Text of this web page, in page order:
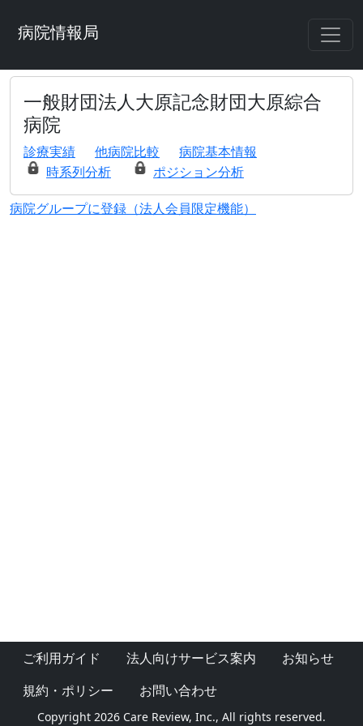
病院情報局
一般財団法人大原記念財団大原綜合
病院
診療実績 他病院比較
病院基本情報
時系列分析
ポジション分析
病院グループに登録（法人会員限定機能）
ご利用ガイド 法人向けサービス案内
お知らせ
規約・ポリシー
お問い合わせ
Copyright 2026 Care Review, Inc., All rights reserved.